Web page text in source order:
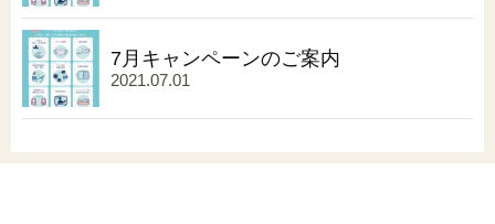
7月キャンペーンのご案内
2021.07.01